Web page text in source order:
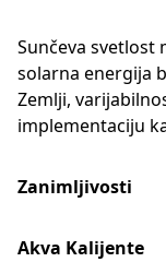
Sunčeva svetlost
solarna energija
Zemlji,
implementaciju
Zanimljivosti
Akva Kalijente